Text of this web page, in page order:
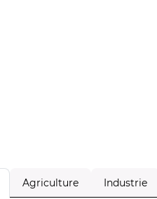
Agriculture Industrie